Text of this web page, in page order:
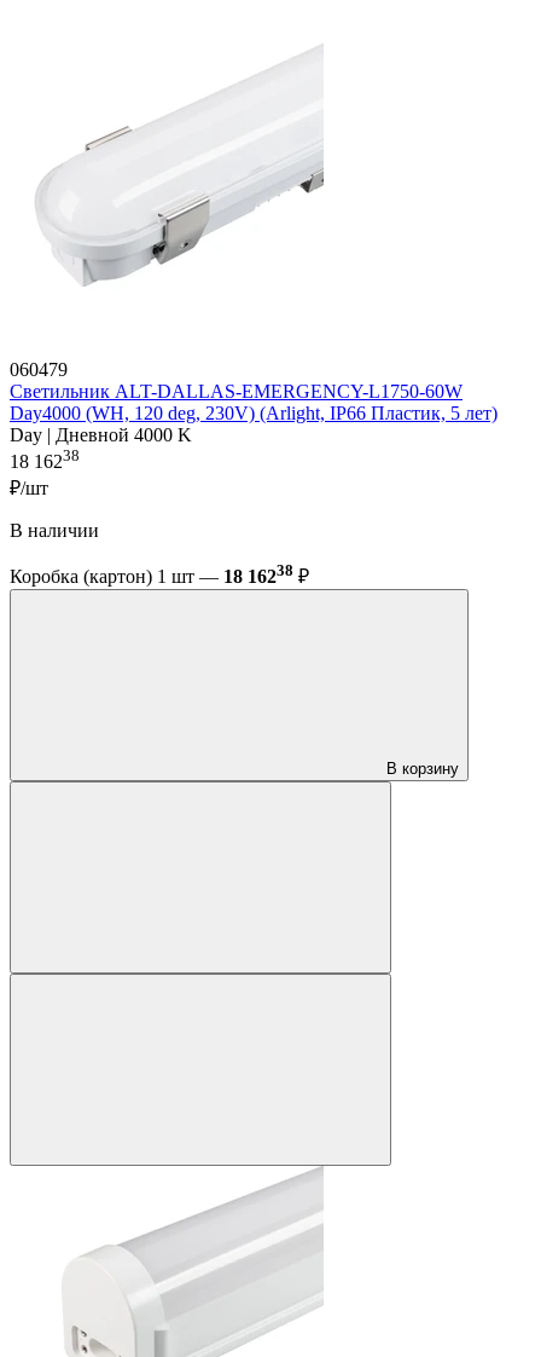
060479
Светильник ALT-DALLAS-EMERGENCY-L1750-60W
Day4000 (WH, 120 deg, 230V) (Arlight, IP66 Пластик, 5 лет)
Day | Дневной 4000 K
18 16238
₽/шт
В наличии
Коробка (картон) 1 шт — 18 16238 ₽
В корзину